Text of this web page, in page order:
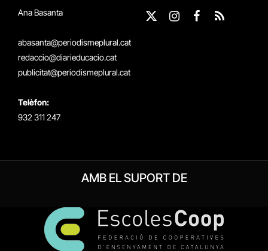
Ana Basanta
abasanta@periodismeplural.cat
redaccio@diarieducacio.cat
publicitat@periodismeplural.cat
Telèfon:
932 311 247
X
InstagramFacebook
RSS
AMB EL SUPORT DE